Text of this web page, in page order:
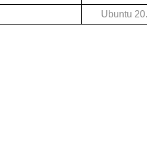
Ubuntu